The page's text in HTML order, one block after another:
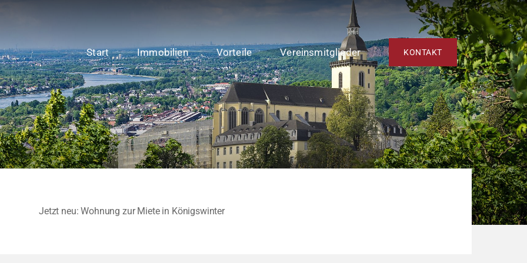
Start Immobilien Vorteile Vereinsmitglieder KONTAKT
Jetzt neu: Wohnung zur Miete in Königswinter